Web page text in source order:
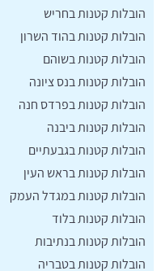
הובלות קטנות בחריש
הובלות קטנות בהוד השרון
הובלות קטנות בשוהם
הובלות קטנות בנס ציונה
הובלות קטנות בפרדס חנה
הובלות קטנות ביבנה
הובלות קטנות בגבעתיים
הובלות קטנות בראש העין
הובלות קטנות במגדל העמק
הובלות קטנות בלוד
הובלות קטנות בנתיבות
הובלות קטנות בטבריה